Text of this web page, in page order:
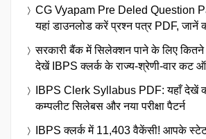
CG Vyapam Pre Deled Question
यहां डाउनलोड करें प्रश्न पत्र PDF, जानें
सरकारी बैंक में सिलेक्शन पाने के लिए कितने
देखें IBPS क्लर्क के राज्य-श्रेणी-वार कट
IBPS Clerk Syllabus PDF: यहाँ देखें
कम्पलीट सिलेबस और नया परीक्षा पैटर्न
IBPS क्लर्क में 11,403 वैकेंसी! आपके